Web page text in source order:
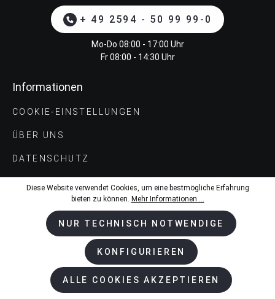
+ 49 2594 - 50 99 99-0
Mo-Do 08:00 - 17:00 Uhr
Fr 08:00 - 14:30 Uhr
Informationen
COOKIE-EINSTELLUNGEN
ÜBER UNS
DATENSCHUTZ
Shop-Service
VERSAND UND ZAHLUNGS­BEDINGUNGEN
Diese Website verwendet Cookies, um eine bestmögliche Erfahrung
bieten zu können. Mehr Informationen ...
NUR TECHNISCH NOTWENDIGE
KONFIGURIEREN
ALLE COOKIES AKZEPTIEREN